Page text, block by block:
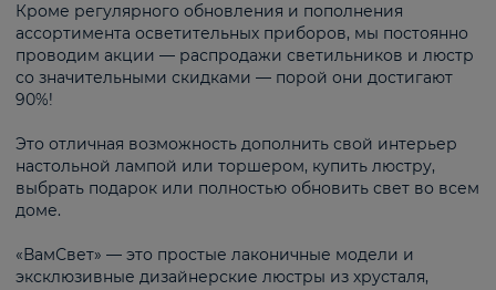
Кроме регулярного обновления и пополнения
ассортимента осветительных приборов, мы постоянно
проводим акции — распродажи светильников и люстр
со значительными скидками — порой они достигают
90%!
Это отличная возможность дополнить свой интерьер
настольной лампой или торшером, купить люстру,
выбрать подарок или полностью обновить свет во всем
доме.
«ВамСвет» — это простые лаконичные модели и
эксклюзивные дизайнерские люстры из хрусталя,